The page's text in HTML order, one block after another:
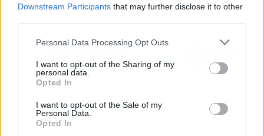
Downstream Participants that may further disclose it to other
Personal Data Processing Opt Outs
I want to opt-out of the Sharing of my
personal data.
Opted In
I want to opt-out of the Sale of my
Personal Data.
Opted In
vacíada'
durante 2020